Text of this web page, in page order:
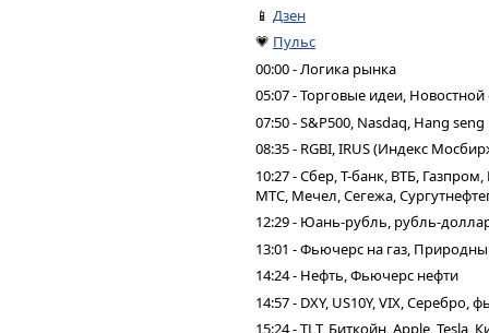
📱 Дзен
💗 Пульс
00:00 - Логика рынка
05:07 - Торговые идеи,
07:50 - S&P500, Nasdaq, Hang seng
08:35 - RGBI, IRUS (Индекс
10:27 - Сбер, Т-банк, ВТБ,
МТС, Мечел, Сегежа,
12:29 - Юань-рубль, рубль-
13:01 - Фьючерс на газ,
14:24 - Нефть, Фьючерс нефти
14:57 - DXY, US10Y, VIX,
15:24 - TLT, Биткойн, Apple, Tesla,